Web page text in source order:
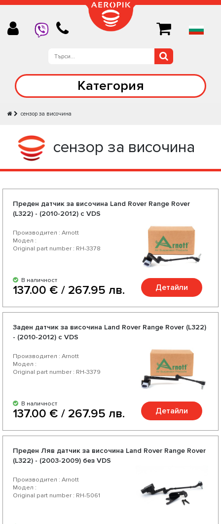
Категория
сензор за височина
сензор за височина
Преден датчик за височина Land Rover Range Rover
(L322) - (2010-2012) с VDS
Производител : Arnott
Модел :
Original part number : RH-3378
В наличност
137.00 € / 267.95 лв. Детайли
Заден датчик за височина Land Rover Range Rover (L322)
- (2010-2012) с VDS
Производител : Arnott
Модел :
Original part number : RH-3379
В наличност
137.00 € / 267.95 лв. Детайли
Преден Ляв датчик за височина Land Rover Range Rover
(L322) - (2003-2009) без VDS
Производител : Arnott
Модел :
Original part number : RH-5061